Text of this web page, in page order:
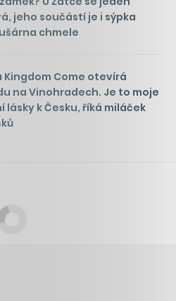
jeho součástí je i sýpka
chmele
Kingdom Come otevírá
na Vinohradech. Je to moje
lásky k Česku, říká miláček